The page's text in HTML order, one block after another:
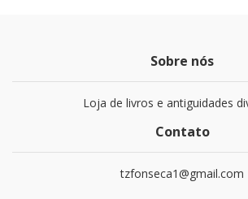
Sobre nós
Loja de livros e antiguidades
Contato
tzfonseca1@gmail.com